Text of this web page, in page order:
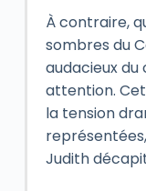
À contraire,
sombres du
audacieux
attention.
la tension
Judith